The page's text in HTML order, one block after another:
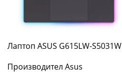
|
Fly.bg
Лаптоп ASUS G615LW-S5031W
Производител Asus